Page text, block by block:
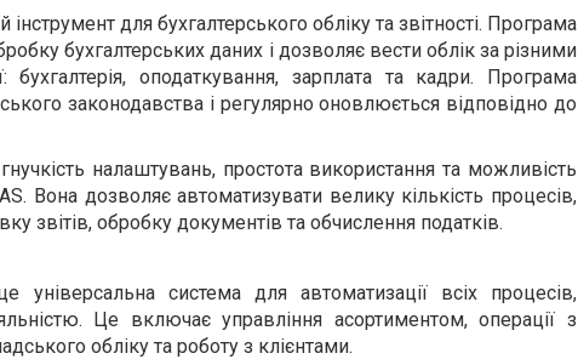
інструмент для бухгалтерського обліку та звітності. Програма
бухгалтерських даних і дозволяє вести облік за різними
бухгалтерія, оподаткування, зарплата та кадри. Програма
законодавства і регулярно оновлюється відповідно до
налаштувань, простота використання та можливість
Вона дозволяє автоматизувати велику кількість процесів,
звітів, обробку документів та обчислення податків.
універсальна система для автоматизації всіх процесів,
Це включає управління асортиментом, операції з
обліку та роботу з клієнтами.